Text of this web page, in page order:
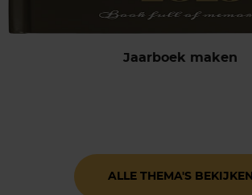
Jaarboek maken
ALLE THEMA'S BEKIJKEN